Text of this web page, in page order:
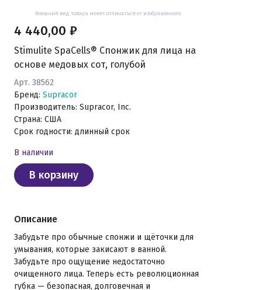
Внешний вид товара может отличаться от изображённого
Stimulite SpaCells® Спонжик для лица на
основе медовых сот, голубой
Арт. 38562
Бренд: Supracor
Производитель: Supracor, Inc.
Страна: США
Срок годности: длинный срок
4 440,00 ₽
В наличии
В корзину
Описание
Забудьте про обычные спонжи и щёточки для
умывания, которые закисают в ванной.
Забудьте про ощущение недостаточно
очищенного лица. Теперь есть революционная
губка — безопасная, долговечная и